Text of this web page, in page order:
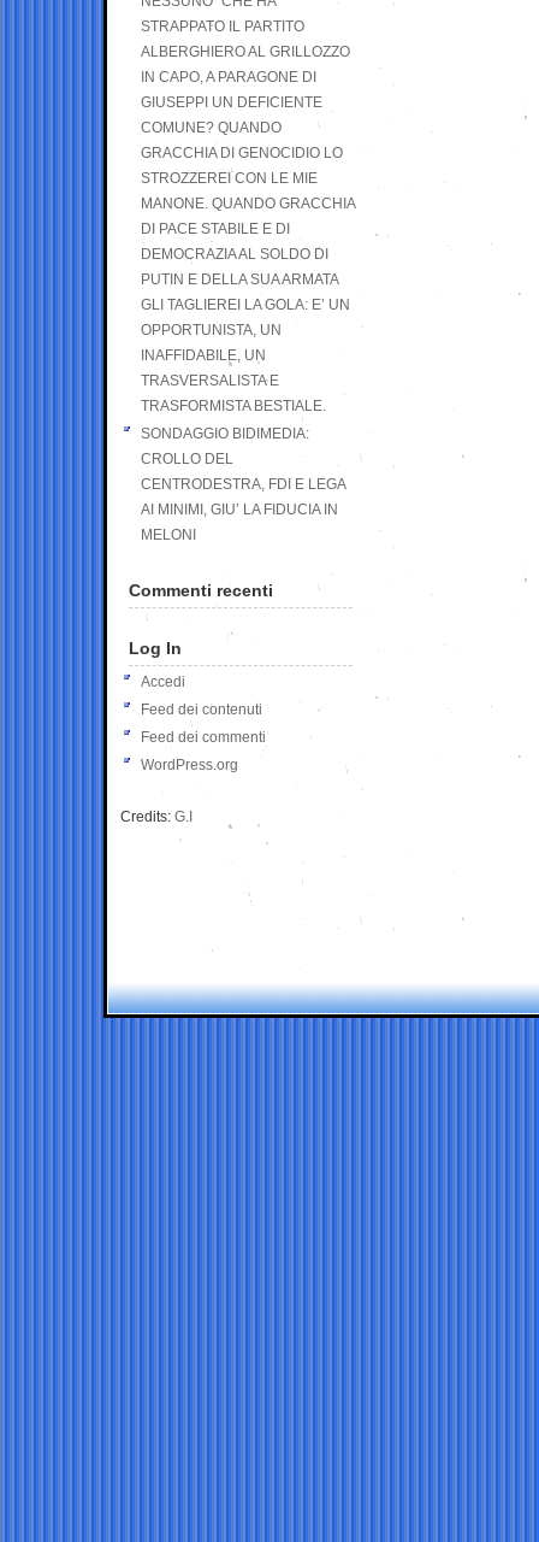
STRAPPATO IL PARTITO
ALBERGHIERO AL GRILLOZZO
IN CAPO, A PARAGONE DI
GIUSEPPI UN DEFICIENTE
COMUNE? QUANDO
GRACCHIA DI GENOCIDIO LO
STROZZEREI CON LE MIE
MANONE. QUANDO GRACCHIA
DI PACE STABILE E DI
DEMOCRAZIA AL SOLDO DI
PUTIN E DELLA SUA ARMATA
GLI TAGLIEREI LA GOLA: E’ UN
OPPORTUNISTA, UN
INAFFIDABILE, UN
TRASVERSALISTA E
TRASFORMISTA BESTIALE.
SONDAGGIO BIDIMEDIA:
CROLLO DEL
CENTRODESTRA, FDI E LEGA
AI MINIMI, GIU’ LA FIDUCIA IN
MELONI
Commenti recenti
Log In
Accedi
Feed dei contenuti
Feed dei commenti
WordPress.org
Credits: G.I